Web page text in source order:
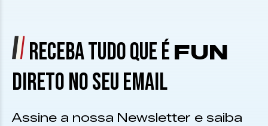
RECEBA TUDO QUE É FUN
DIRETO NO SEU EMAIL
Assine a nossa Newsletter e saiba